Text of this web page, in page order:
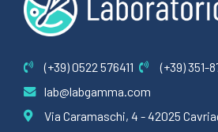
(+39) 0522 576411
(+39) 351-
lab@labgamma.com
Via Caramaschi, 4 - 42025